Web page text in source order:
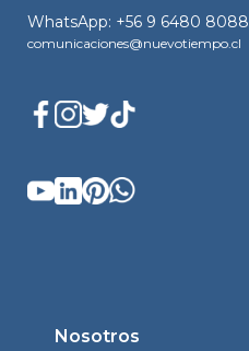
WhatsApp: +56 9 6480 8088
comunicaciones@nuevotiempo.cl
Nosotros